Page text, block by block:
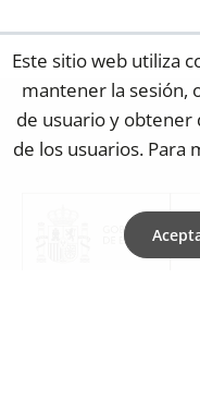
Este sitio web utiliza
mantener la sesión,
de usuario y obtener
de los usuarios. Para